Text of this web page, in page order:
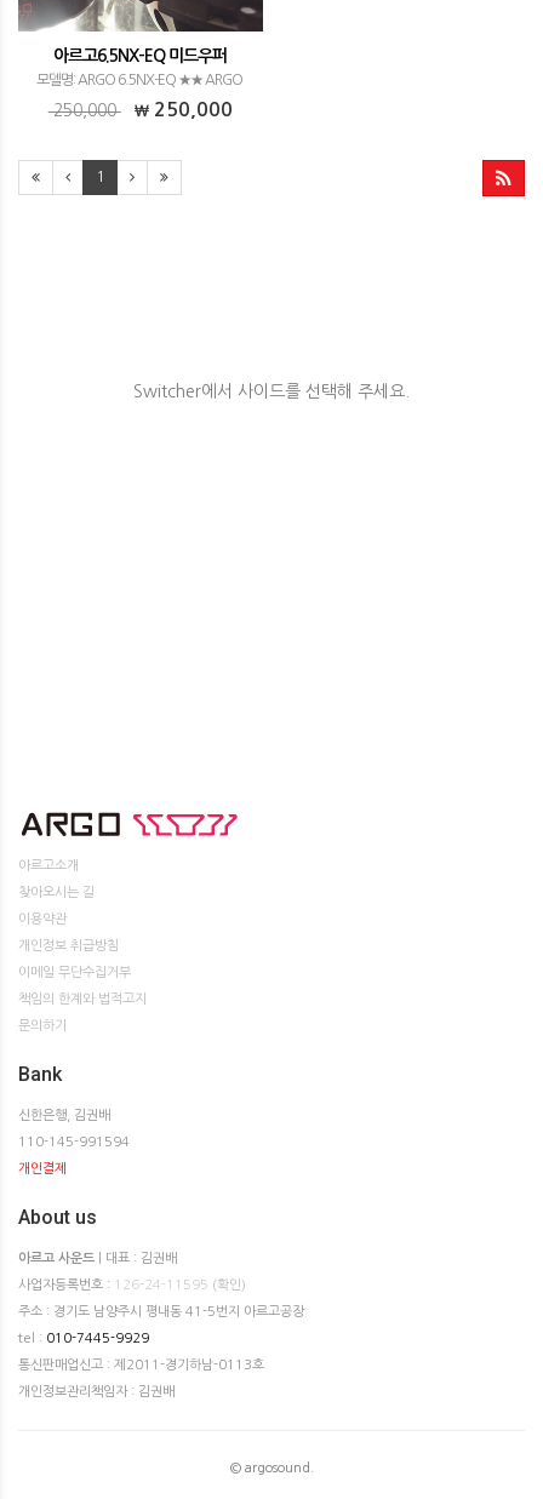
아르고6.5NX-EQ 미드우퍼
모델명: ARGO 6.5NX-EQ ★★ ARGO
6.5NX-EQ Specification ★★EXPO
EDGE 두랄…
250,000 250,000
1
Switcher에서 사이드를 선택해 주세요.
아르고소개
찾아오시는 길
이용약관
개인정보 취급방침
이메일 무단수집거부
책임의 한계와 법적고지
문의하기
Bank
신한은행, 김권배
110-145-991594
개인결제
About us
아르고 사운드 | 대표 : 김권배
사업자등록번호 :
126-24-11595 (확인)
주소 : 경기도 남양주시 평내동 41-5번지 아르고공장
tel : 010-7445-9929
통신판매업신고 : 제2011-경기하남-0113호
개인정보관리책임자 : 김권배
© argosound.